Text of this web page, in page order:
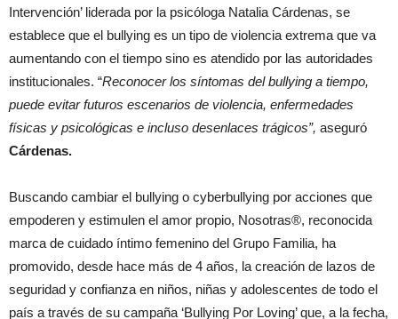
Intervención’ liderada por la psicóloga Natalia Cárdenas, se
establece que el bullying es un tipo de violencia extrema que va
aumentando con el tiempo sino es atendido por las autoridades
institucionales. “Reconocer los síntomas del bullying a tiempo,
puede evitar futuros escenarios de violencia, enfermedades
físicas y psicológicas e incluso desenlaces trágicos”, aseguró
Cárdenas.
Buscando cambiar el bullying o cyberbullying por acciones que
empoderen y estimulen el amor propio, Nosotras®, reconocida
marca de cuidado íntimo femenino del Grupo Familia, ha
promovido, desde hace más de 4 años, la creación de lazos de
seguridad y confianza en niños, niñas y adolescentes de todo el
país a través de su campaña ‘Bullying Por Loving’ que, a la fecha,